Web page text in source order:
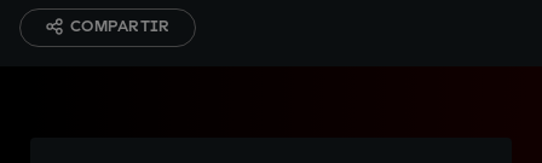
COMPARTIR